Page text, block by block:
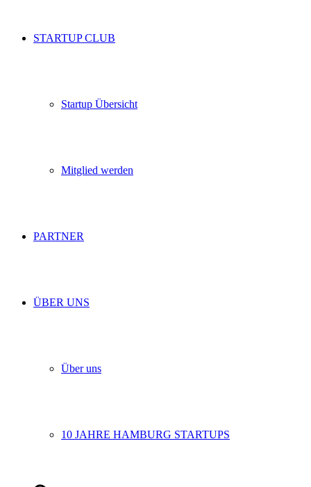
STARTUP CLUB
Startup Übersicht
Mitglied werden
PARTNER
ÜBER UNS
Über uns
10 JAHRE HAMBURG STARTUPS